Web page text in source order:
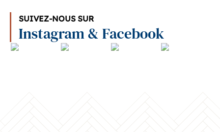
SUIVEZ-NOUS SUR
Instagram & Facebook